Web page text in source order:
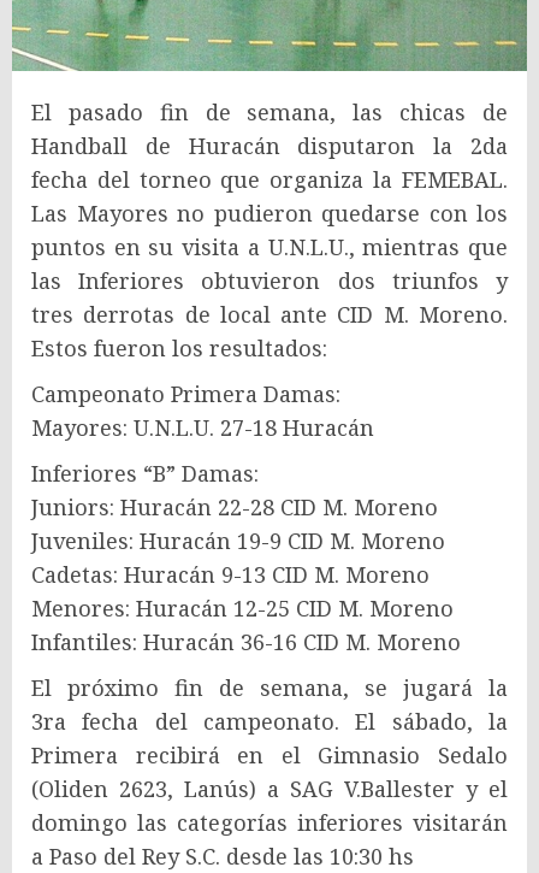
El pasado fin de semana, las chicas de
Handball de Huracán disputaron la 2da
fecha del torneo que organiza la FEMEBAL.
Las Mayores no pudieron quedarse con los
puntos en su visita a U.N.L.U., mientras que
las Inferiores obtuvieron dos triunfos y
tres derrotas de local ante CID M. Moreno.
Estos fueron los resultados:
Campeonato Primera Damas:
Mayores: U.N.L.U. 27-18 Huracán
Inferiores “B” Damas:
Juniors: Huracán 22-28 CID M. Moreno
Juveniles: Huracán 19-9 CID M. Moreno
Cadetas: Huracán 9-13 CID M. Moreno
Menores: Huracán 12-25 CID M. Moreno
Infantiles: Huracán 36-16 CID M. Moreno
El próximo fin de semana, se jugará la
3ra fecha del campeonato. El sábado, la
Primera recibirá en el Gimnasio Sedalo
(Oliden 2623, Lanús) a SAG V.Ballester y el
domingo las categorías inferiores visitarán
a Paso del Rey S.C. desde las 10:30 hs